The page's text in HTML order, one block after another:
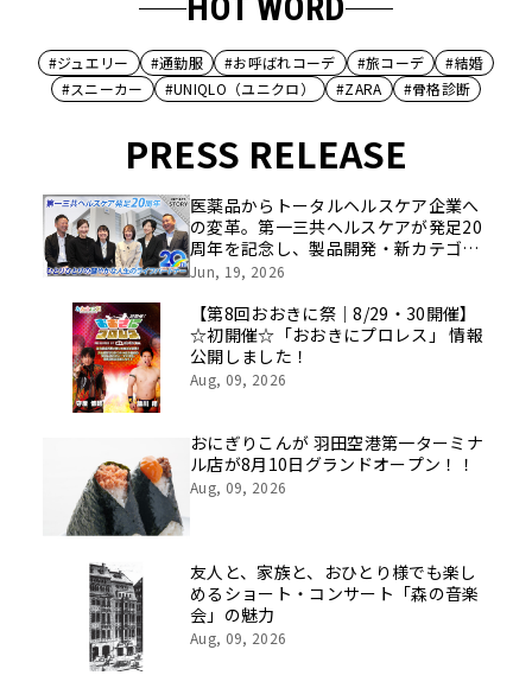
#ジュエリー #通勤服 #お呼ばれコーデ #旅コーデ
#結婚
#スニーカー
#UNIQLO（ユニクロ） #ZARA #骨格診断
PRESS RELEASE
医薬品からトータルヘルスケア企業へ
の変革。第一三共ヘルスケアが発足20
周年を記念し、製品開発・新カテゴリ
挑戦の舞台や旧社統合時のエピソード
像を公開！
Jun, 19, 2026
【第8回おおきに祭｜8/29・30開催】
☆初開催☆「おおきにプロレス」 情報
公開しました！
Aug, 09, 2026
おにぎりこんが 羽田空港第一ターミナ
ル店が8月10日グランドオープン！！
Aug, 09, 2026
友人と、家族と、おひとり様でも楽し
めるショート・コンサート「森の音楽
会」の魅力
Aug, 09, 2026